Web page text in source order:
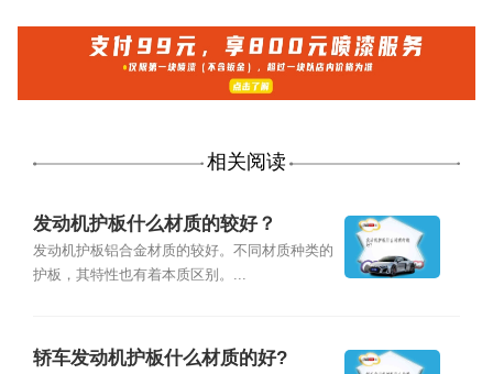
相关阅读
发动机护板什么材质的较好？
发动机护板铝合金材质的较好。不同材质种类的
护板，其特性也有着本质区别。...
轿车发动机护板什么材质的好?